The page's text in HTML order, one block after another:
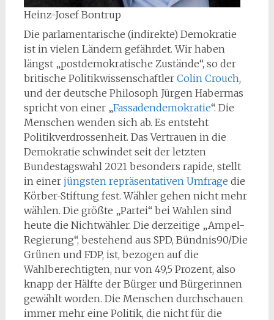
Heinz-Josef Bontrup
Die parlamentarische (indirekte) Demokratie
ist in vielen Ländern gefährdet. Wir haben
längst „postdemokratische Zustände“, so der
britische Politikwissenschaftler Colin Crouch,
und der deutsche Philosoph Jürgen Habermas
spricht von einer „Fassadendemokratie“. Die
Menschen wenden sich ab. Es entsteht
Politikverdrossenheit. Das Vertrauen in die
Demokratie schwindet seit der letzten
Bundestagswahl 2021 besonders rapide, stellt
in einer jüngsten repräsentativen Umfrage die
Körber-Stiftung fest. Wähler gehen nicht mehr
wählen. Die größte „Partei“ bei Wahlen sind
heute die Nichtwähler. Die derzeitige „Ampel-
Regierung“, bestehend aus SPD, Bündnis90/Die
Grünen und FDP, ist, bezogen auf die
Wahlberechtigten, nur von 49,5 Prozent, also
knapp der Hälfte der Bürger und Bürgerinnen
gewählt worden. Die Menschen durchschauen
immer mehr eine Politik, die nicht für die